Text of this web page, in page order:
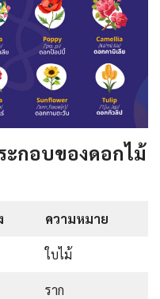
กอบของดอกไม้
ความหมาย
ใบไม้
ราก